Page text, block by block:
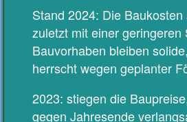
Stand 2024: Die
zuletzt mit einer
Bauvorhaben bleiben
herrscht wegen geplanter
2023: stiegen die
gegen Jahresende